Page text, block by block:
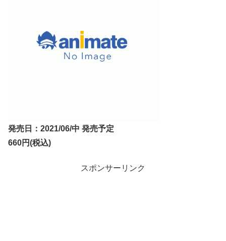
発売日：2021/06/中 発売予定
660円(税込)
スポンサーリンク